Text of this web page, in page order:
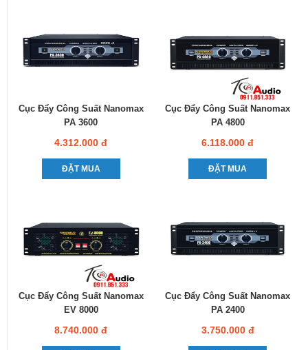
Cục Đẩy Công Suất Nanomax
PA 3600
4.312.000 đ
ĐẶT MUA
Cục Đẩy Công Suất Nanomax
PA 4800
6.118.000 đ
ĐẶT MUA
Cục Đẩy Công Suất Nanomax
EV 8000
8.740.000 đ
Cục Đẩy Công Suất Nanomax
PA 2400
3.750.000 đ